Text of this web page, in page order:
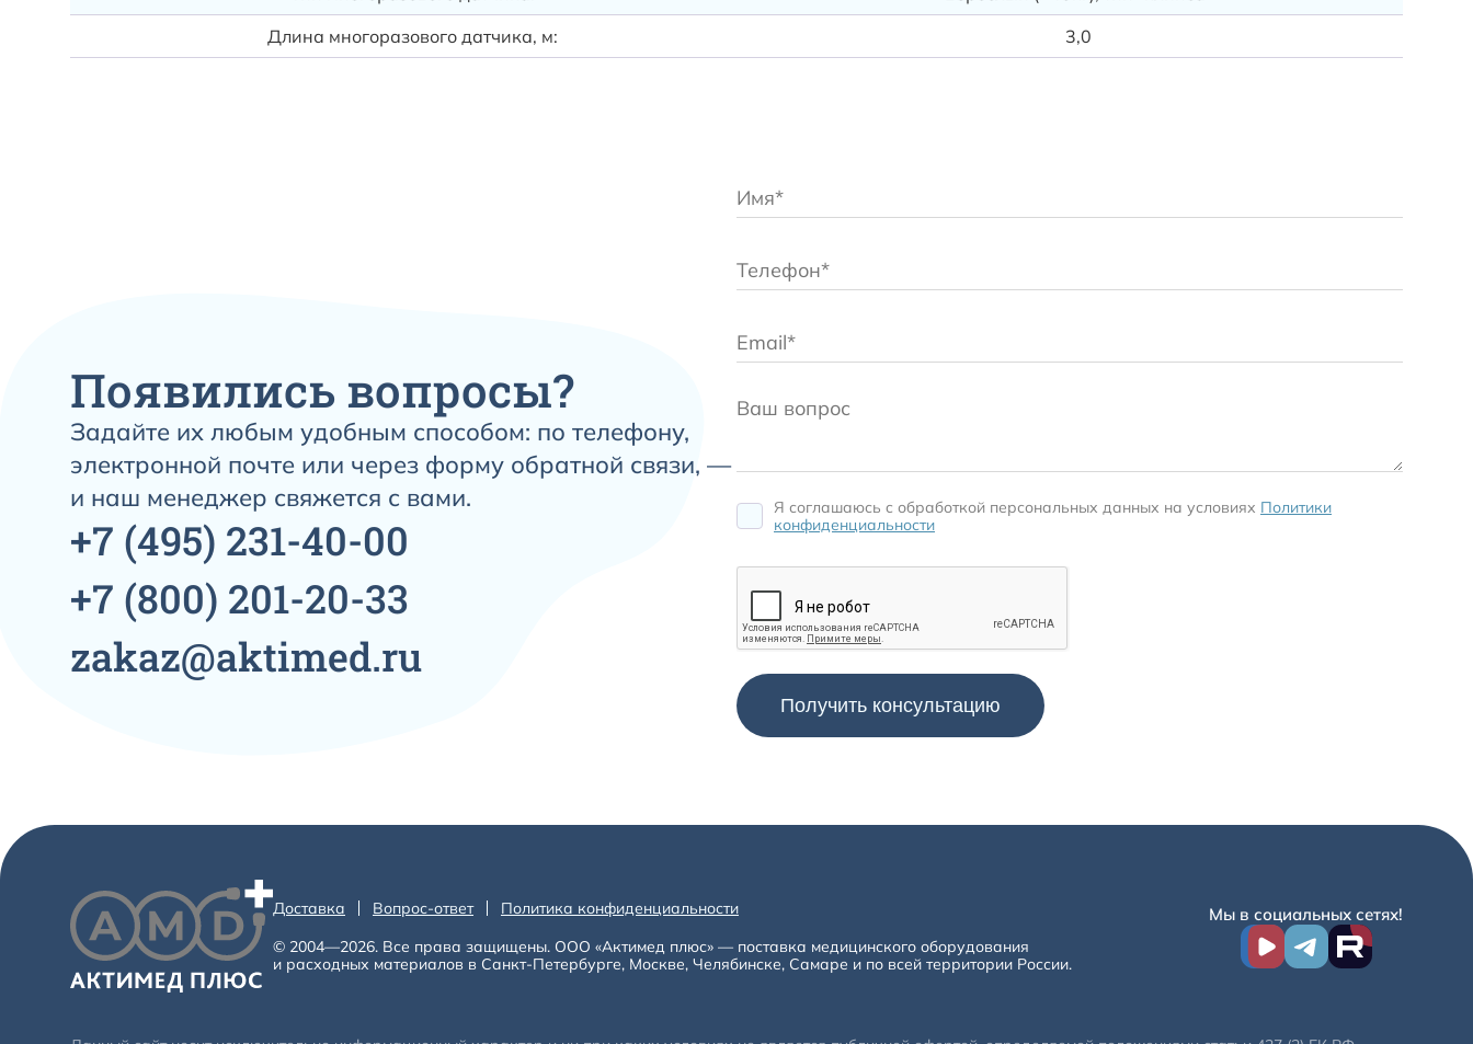
Длина многоразового датчика, м:
3,0
Появились вопросы?
Задайте их любым удобным способом: по телефону,
электронной почте или через форму обратной связи, —
и наш менеджер свяжется с вами.
+7 (495) 231-40-00
+7 (800) 201-20-33
zakaz@aktimed.ru
Я соглашаюсь c обработкой персональных данных на условиях Политики
конфиденциальности
Доставка Вопрос-ответ
Политика конфиденциальности
© 2004—2026. Все права защищены. ООО «Актимед плюс» — поставка медицинского оборудования
и расходных материалов в Санкт-Петербурге, Москве, Челябинске, Самаре и по всей территории России.
Мы в социальных сетях!